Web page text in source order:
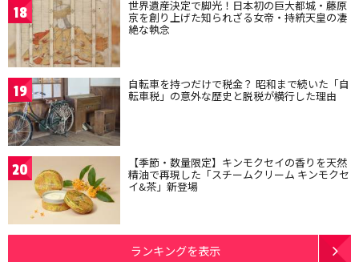
18 世界遺産決定で脚光！日本初の巨大都城・藤原
京を創り上げた知られざる女帝・持統天皇の凄
絶な執念
19 自転車を持つだけで税金？ 昭和まで続いた「自
転車税」の意外な歴史と脱税が横行した理由
20 【季節・数量限定】キンモクセイの香りを天然
精油で再現した「スチームクリーム キンモクセ
イ&茶」新登場
ランキングを表示